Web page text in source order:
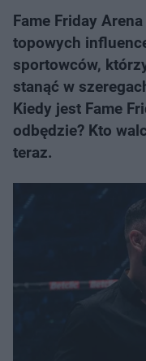
Fame Friday
topowych
sportowców,
stanąć w
Kiedy jest Fame
odbędzie? Kto
teraz.